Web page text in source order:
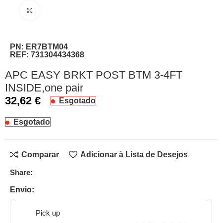
PN: ER7BTM04
REF:731304434368
APC EASY BRKT POST BTM 3-4FT
INSIDE,one pair
32,62€ Esgotado
Esgotado
Comparar Adicionar à Lista de Desejos
Share:
Envio:
Pick up